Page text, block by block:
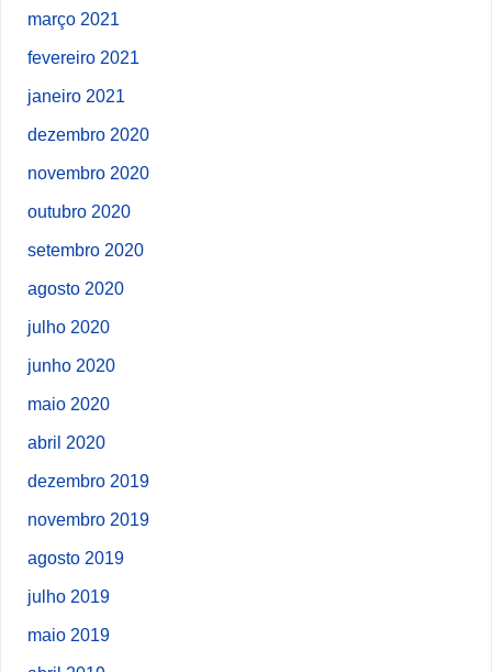
março 2021
fevereiro 2021
janeiro 2021
dezembro 2020
novembro 2020
outubro 2020
setembro 2020
agosto 2020
julho 2020
junho 2020
maio 2020
abril 2020
dezembro 2019
novembro 2019
agosto 2019
julho 2019
maio 2019